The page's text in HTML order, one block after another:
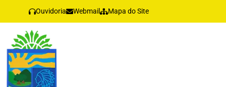
Ouvidoria Webmail Mapa do Site